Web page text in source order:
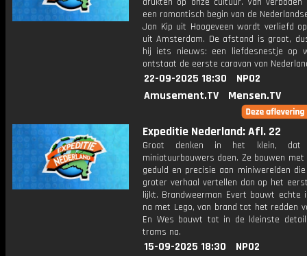
een romantisch begin van de
Jan Kip uit Hoogeveen wordt verliefd
uit Amsterdam. De afstand is groot,
hij iets nieuws: een liefdesnestje op
ontstaat de eerste caravan van
22-09-2025 18:30
NPO2
Amusement.TV
Mensen.TV
Expeditie Nederland: Afl. 22
Groot denken in het klein,
miniatuurbouwers doen. Ze bouwen met
geduld en precisie aan miniwerelden
groter verhaal vertellen dan op het
lijkt. Brandweerman Evert bouwt echte
na met Lego, van brand tot het redden
En Wes bouwt tot in de kleinste
trams na.
15-09-2025 18:30
NPO2